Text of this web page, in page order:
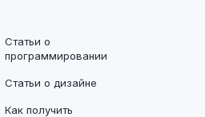
Статьи о
программировании
Статьи о дизайне
Как получить